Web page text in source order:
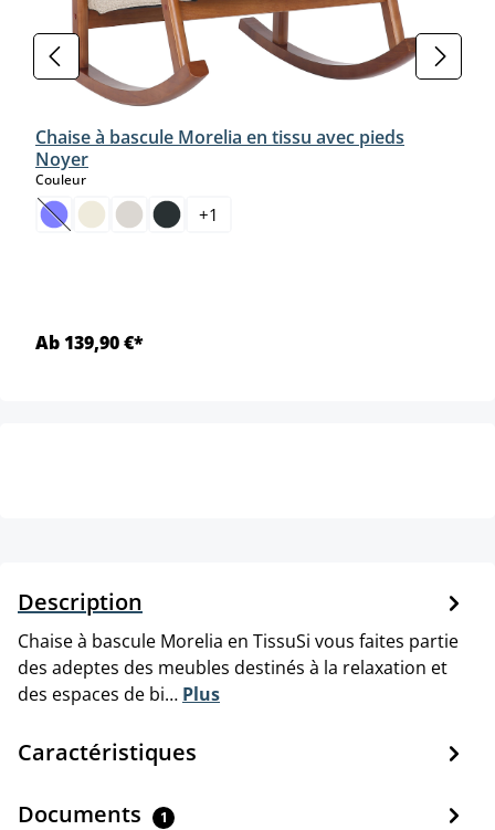
Chaise à bascule Morelia en tissu avec pieds
Noyer
Couleurselect
(Cette option n'est pas disponible pour le moment.)
+1
Ab 139,90 €*
Description
Chaise à bascule Morelia en TissuSi vous faites partie
des adeptes des meubles destinés à la relaxation et
des espaces de bi… Plus
Caractéristiques
Documents 1